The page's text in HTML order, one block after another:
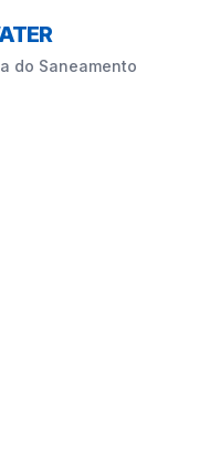
do Saneamento